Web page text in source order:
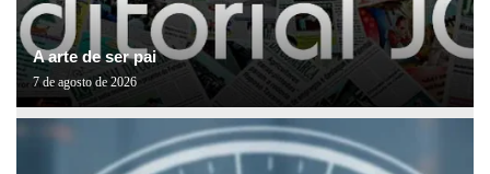
A arte de ser pai
7 de agosto de 2026